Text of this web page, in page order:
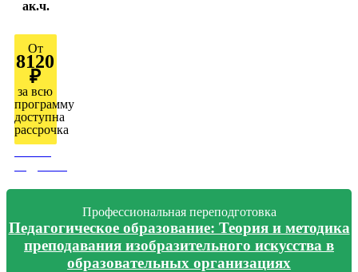
ак.ч.
От
8120
₽
за всю
программу
доступна
рассрочка
Профессиональная переподготовка
Педагогическое образование: Теория и методика
преподавания изобразительного искусства в
образовательных организациях